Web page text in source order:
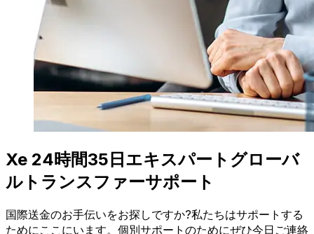
Xe 24時間35日エキスパートグローバ
ルトランスファーサポート
国際送金のお手伝いをお探しですか?私たちはサポートする
ためにここにいます。個別サポートのためにぜひ今日ご連絡